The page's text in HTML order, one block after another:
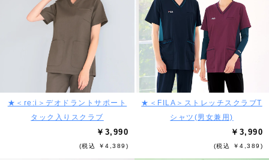
★＜re:i＞デオドラントサポート
タック入りスクラブ
￥3,990
(税込 ￥4,389)
★＜FILA＞ストレッチスクラブT
シャツ(男女兼用)
￥3,990
(税込 ￥4,389)